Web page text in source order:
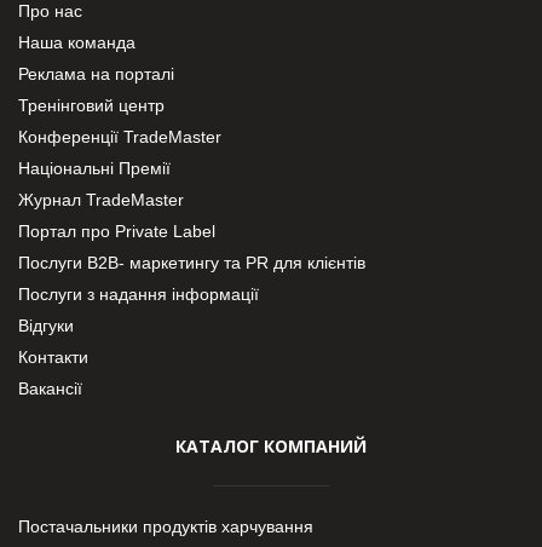
Про нас
Наша команда
Реклама на порталі
Тренінговий центр
Конференції TradeMaster
Національні Премії
Журнал TradeMaster
Портал про Private Label
Послуги В2В- маркетингу та PR для клієнтів
Послуги з надання інформації
Відгуки
Контакти
Вакансії
КАТАЛОГ КОМПАНИЙ
Постачальники продуктів харчування